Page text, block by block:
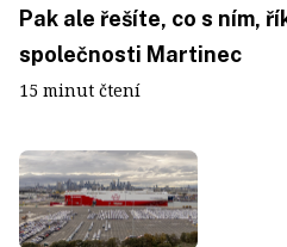
Pak ale řešíte, co s ním,
společnosti Martinec
15 minut čtení